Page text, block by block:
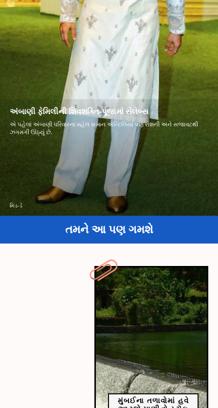
અંબાણી ફેમિલીની શિવશક્તિ-પૂજામાં સેલેબ્સ
એ પહેલાં અંબાણી પરિવારના મહેલ સમાન ઍન્ટિલિયા પણ રોશની અને સજાવટથી
ઝગમગી ઊઠ્યું છે.
મિડ-ડે
તમને આ પણ ગમશે
મુંબઈના તળાવોમાં હવે